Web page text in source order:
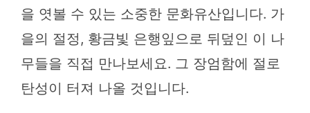
을 엿볼 수 있는 소중한 문화유산입니다. 가
을의 절정, 황금빛 은행잎으로 뒤덮인 이 나
무들을 직접 만나보세요. 그 장엄함에 절로
탄성이 터져 나올 것입니다.